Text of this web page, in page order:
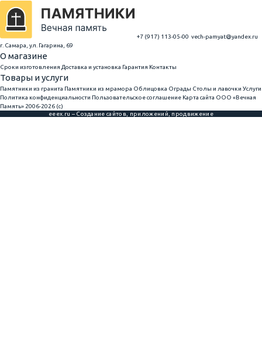
+7 (917) 113-05-00 vech-pamyat@yandex.ru
г. Самара, ул. Гагарина, 69
О магазине
Сроки изготовления Доставка и установка Гарантия Контакты
Товары и услуги
Памятники из гранита Памятники из мрамора Облицовка Ограды Столы и лавочки Услуги
Политика конфиденциальности Пользовательское соглашение Карта сайта ООО «Вечная
Память» 2006-2026 (с)
eeex.ru – Создание сайтов, приложений, продвижение